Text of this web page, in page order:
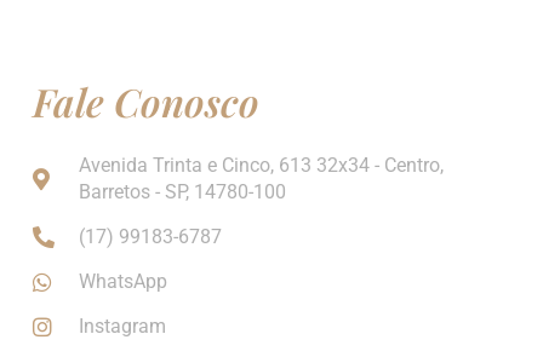
Fale Conosco
Avenida Trinta e Cinco, 613 32x34 - Centro,
Barretos - SP, 14780-100
(17) 99183-6787
WhatsApp
Instagram